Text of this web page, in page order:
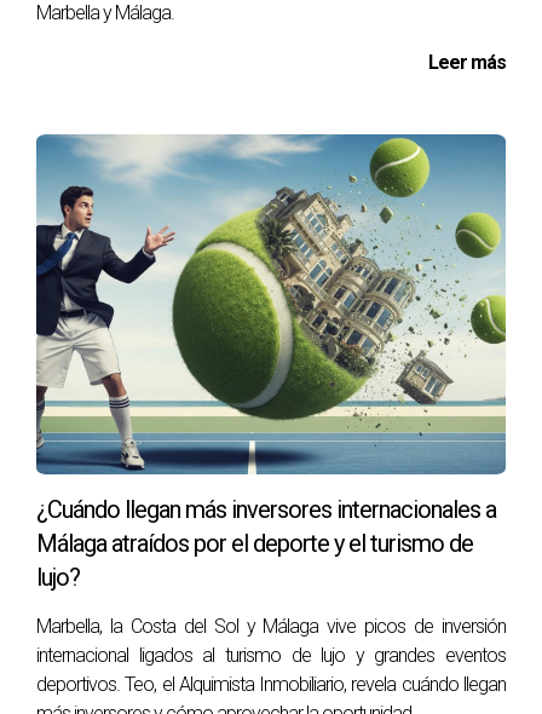
¿Cuál es el capital mínimo para abrir una
Anónima 60.000 €.
¿Puedo abrir empresa sin NIE?
No, el NIE es obligatorio para cualquier trámite legal en
España.
¿Cuánto tarda el proceso completo?
Entre 4 y 8 semanas, dependiendo de la complejidad de tu
caso.
¿Qué impuestos pagaré como extranjero no
residente?
Principalmente el Impuesto de Sociedades (25%) y, si
aplican, IVA e impuestos locales.
#ExtranjerosNoResidentes #CostaDelSol
#InversiónInternacional #TeoElAlquimistaInmobiliario
Marbella y Málaga.
Leer más
¿Cuándo llegan más inversores internacionales a
Málaga atraídos por el deporte y el turismo de
lujo?
Marbella, la Costa del Sol y Málaga vive picos de inversión
internacional ligados al turismo de lujo y grandes eventos
deportivos. Teo, el Alquimista Inmobiliario, revela cuándo llegan